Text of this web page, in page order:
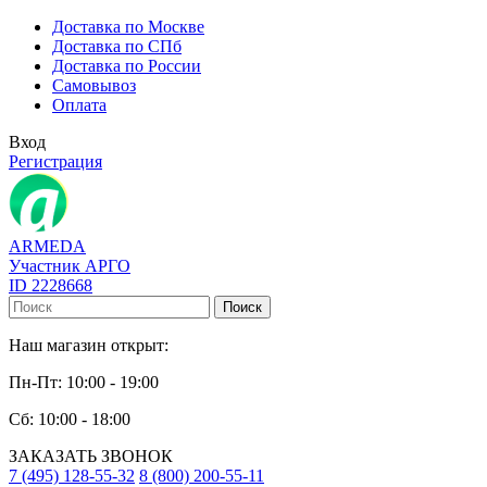
Доставка по Москве
Доставка по СПб
Доставка по России
Самовывоз
Оплата
Вход
Регистрация
ARMEDA
Участник АРГО
ID 2228668
Поиск
Наш магазин открыт:
Пн-Пт: 10:00 - 19:00
Сб: 10:00 - 18:00
ЗАКАЗАТЬ ЗВОНОК
7 (495) 128-55-32 8 (800) 200-55-11